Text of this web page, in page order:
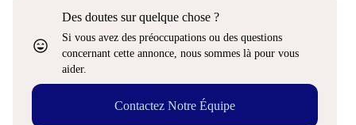
sentiment_very_satisfied
Des doutes sur quelque chose ?
Si vous avez des préoccupations ou des questions
concernant cette annonce, nous sommes là pour vous
aider.
Contactez Notre Équipe